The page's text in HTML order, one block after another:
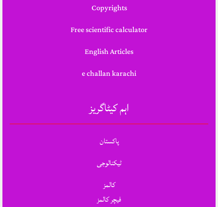
Copyrights
Free scientific calculator
English Articles
e challan karachi
اہم کیٹاگریز
پاکستان
ٹیکنالوجی
کالمز
فیچر کالمز